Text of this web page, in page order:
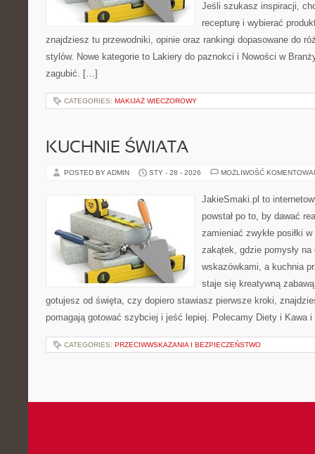
Jeśli szukasz inspiracji,
recepturę i wybierać
znajdziesz tu przewodniki, opinie oraz rankingi dopasowane do
stylów. Nowe kategorie to Lakiery do paznokci i Nowości w
zagubić. […]
CATEGORIES: MAKIJAŻ WIECZOROWY
KUCHNIE ŚWIATA
POSTED BY ADMIN STY - 28 - 2026 MOŻLIWOŚĆ
JakieSmaki.pl to
powstał po to, by dawać
zamieniać zwykłe posiłki
zakątek, gdzie pomysły
wskazówkami, a kuchnia
staje się kreatywną
gotujesz od święta, czy dopiero stawiasz pierwsze kroki,
pomagają gotować szybciej i jeść lepiej. Polecamy Diety i Kawa
CATEGORIES: PRZECIWWSKAZANIA I BEZPIECZEŃSTWO